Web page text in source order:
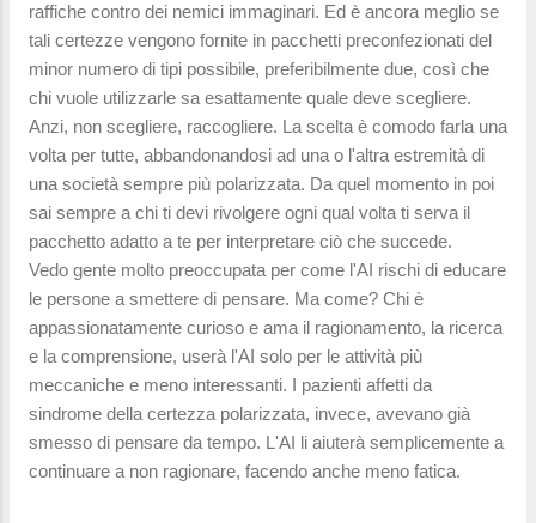
raffiche contro dei nemici immaginari. Ed è ancora meglio se
tali certezze vengono fornite in pacchetti preconfezionati del
minor numero di tipi possibile, preferibilmente due, così che
chi vuole utilizzarle sa esattamente quale deve scegliere.
Anzi, non scegliere, raccogliere. La scelta è comodo farla una
volta per tutte, abbandonandosi ad una o l'altra estremità di
una società sempre più polarizzata. Da quel momento in poi
sai sempre a chi ti devi rivolgere ogni qual volta ti serva il
pacchetto adatto a te per interpretare ciò che succede.
Vedo gente molto preoccupata per come l'AI rischi di educare
le persone a smettere di pensare. Ma come? Chi è
appassionatamente curioso e ama il ragionamento, la ricerca
e la comprensione, userà l'AI solo per le attività più
meccaniche e meno interessanti. I pazienti affetti da
sindrome della certezza polarizzata, invece, avevano già
smesso di pensare da tempo. L'AI li aiuterà semplicemente a
continuare a non ragionare, facendo anche meno fatica.